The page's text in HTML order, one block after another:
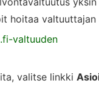
hoitaa
valtuuden
valitse linkki